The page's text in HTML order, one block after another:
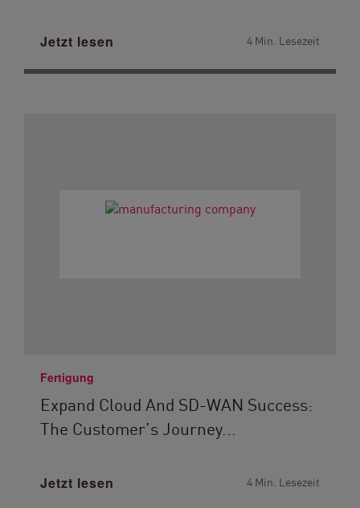
Jetzt lesen 4 Min. Lesezeit
Fertigung
Expand Cloud And SD-WAN Success:
The Customer’s Journey...
Jetzt lesen 4 Min. Lesezeit